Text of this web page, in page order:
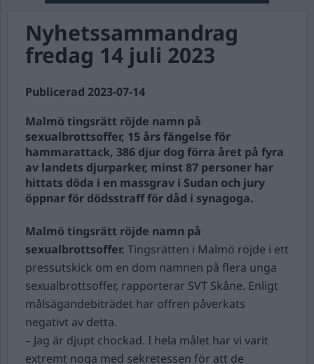
Nyhetssammandrag
fredag 14 juli 2023
Publicerad 2023-07-14
Malmö tingsrätt röjde namn på
sexualbrottsoffer, 15 års fängelse för
hammarattack, 386 djur dog förra året på fyra
av landets djurparker, minst 87 personer har
hittats döda i en massgrav i Sudan och jury
öppnar för dödsstraff för dåd i synagoga.
Malmö tingsrätt röjde namn på
sexualbrottsoffer. Tingsrätten i Malmö röjde i ett
pressutskick om en dom namnen på flera unga
sexualbrottsoffer, rapporterar SVT Skåne. Enligt
målsägandebiträdet har offren påverkats
negativt av detta.
– Jag är djupt chockad. I hela målet har vi varit
extremt noga med sekretessen för att de